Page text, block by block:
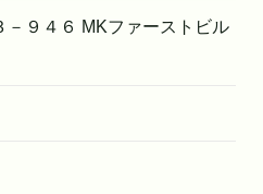
－９４６ MKファーストビル